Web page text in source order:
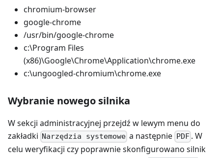
chromium-browser
google-chrome
/usr/bin/google-chrome
c:\Program Files
(x86)\Google\Chrome\Application\chrome.exe
c:\ungoogled-chromium\chrome.exe
Wybranie nowego silnika
W sekcji administracyjnej przejdź w lewym menu do
zakładki Narzędzia systemowe a następnie PDF. W
celu weryfikacji czy poprawnie skonfigurowano silnik